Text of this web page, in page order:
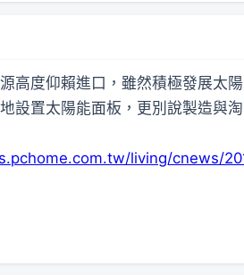
高度仰賴進口，雖然積極發展太
設置太陽能面板，更別說製造與
living/cnews/